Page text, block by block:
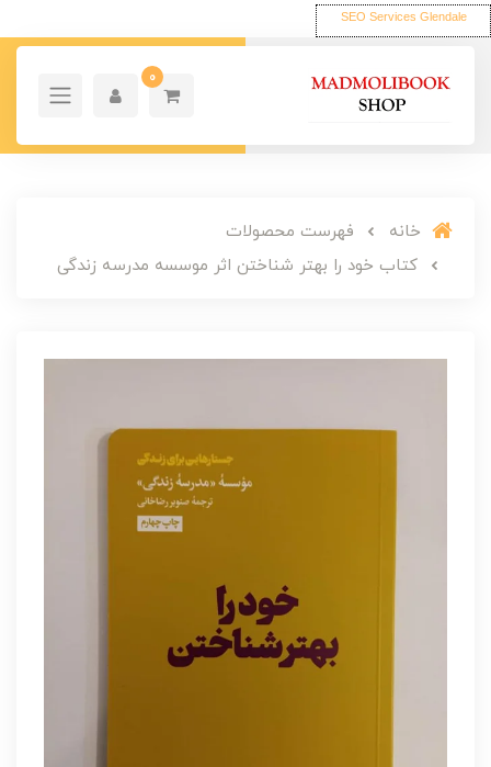
SEO Services Glendale
0
خانه
فهرست محصولات
کتاب خود را بهتر شناختن اثر موسسه مدرسه زندگی